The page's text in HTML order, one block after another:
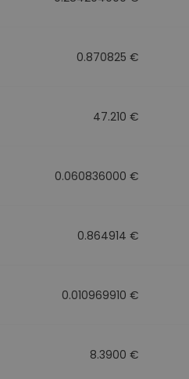
0.870825 €
47.210 €
0.060836000 €
0.864914 €
0.010969910 €
8.3900 €